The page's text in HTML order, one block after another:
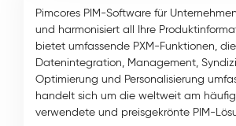
Pimcores PIM-Software für
und harmonisiert all Ihre
bietet umfassende PXM-Funktionen, die
Datenintegration, Management,
Optimierung und Personalisierung
handelt sich um die weltweit am
verwendete und preisgekrönte PIM-